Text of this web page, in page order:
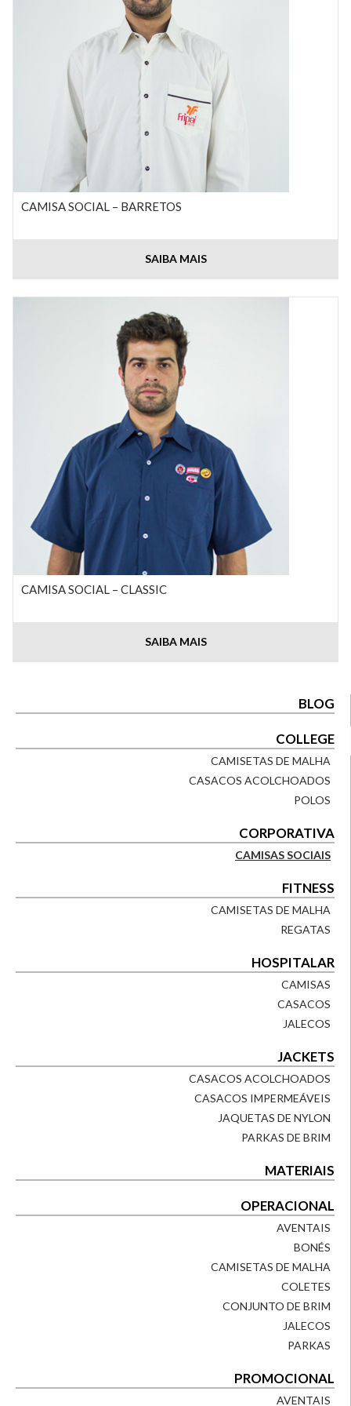
CAMISA SOCIAL – BARRETOS
SAIBA MAIS
CAMISA SOCIAL – CLASSIC
SAIBA MAIS
BLOG
COLLEGE
CAMISETAS DE MALHA
CASACOS ACOLCHOADOS
POLOS
CORPORATIVA
CAMISAS SOCIAIS
FITNESS
CAMISETAS DE MALHA
REGATAS
HOSPITALAR
CAMISAS
CASACOS
JALECOS
JACKETS
CASACOS ACOLCHOADOS
CASACOS IMPERMEÁVEIS
JAQUETAS DE NYLON
PARKAS DE BRIM
MATERIAIS
OPERACIONAL
AVENTAIS
BONÉS
CAMISETAS DE MALHA
COLETES
CONJUNTO DE BRIM
JALECOS
PARKAS
PROMOCIONAL
AVENTAIS